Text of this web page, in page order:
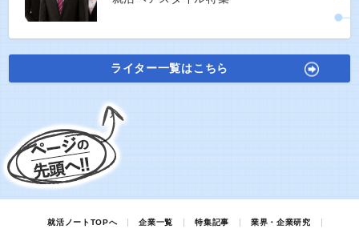
ライター一覧はこちら
就活ノートTOPへ 企業一覧 特集記事
業界・企業研究